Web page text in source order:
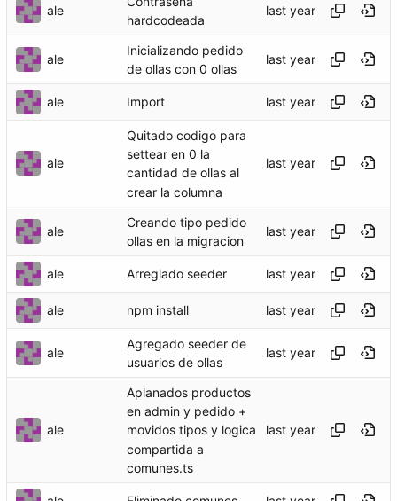
ale
hardcodeada
ale
Inicializando pedido
de ollas con 0 ollas
ale Import
ale
Quitado codigo para
settear en 0 la
cantidad de ollas al
crear la columna
ale
Creando tipo pedido
ollas en la migracion
ale Arreglado seeder
ale npm install
ale
Agregado seeder de
usuarios de ollas
ale
Aplanados productos
en admin y pedido +
movidos tipos y logica
compartida a
comunes.ts